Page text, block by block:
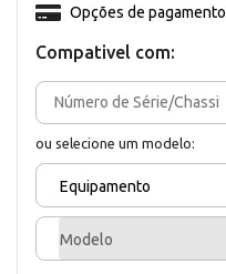
Compativel com:
ou selecione um modelo:
Equipamento
Modelo
Opções de pagamento